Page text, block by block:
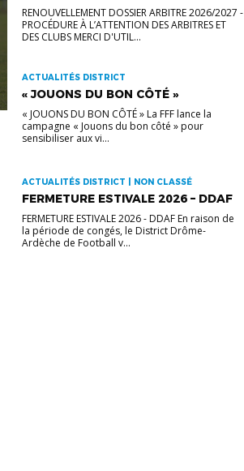
RENOUVELLEMENT DOSSIER ARBITRE 2026/2027 -
PROCÉDURE À L’ATTENTION DES ARBITRES ET
DES CLUBS MERCI D'UTIL...
ACTUALITÉS DISTRICT
« JOUONS DU BON CÔTÉ »
« JOUONS DU BON CÔTÉ » La FFF lance la
campagne « Jouons du bon côté » pour
sensibiliser aux vi...
ACTUALITÉS DISTRICT | NON CLASSÉ
FERMETURE ESTIVALE 2026 – DDAF
FERMETURE ESTIVALE 2026 - DDAF En raison de
la période de congés, le District Drôme-
Ardèche de Football v...